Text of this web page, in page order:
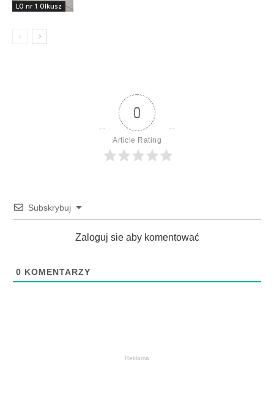
LO nr 1 Olkusz
0
Article Rating
Subskrybuj
Zaloguj sie aby komentować
0 KOMENTARZY
Reklama